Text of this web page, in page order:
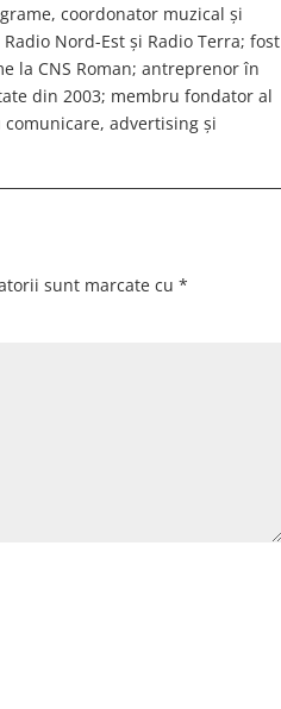
coordonator muzical și
Nord-Est și Radio Terra; fost
la CNS Roman; antreprenor în
din 2003; membru fondator al
advertising și
sunt marcate cu *